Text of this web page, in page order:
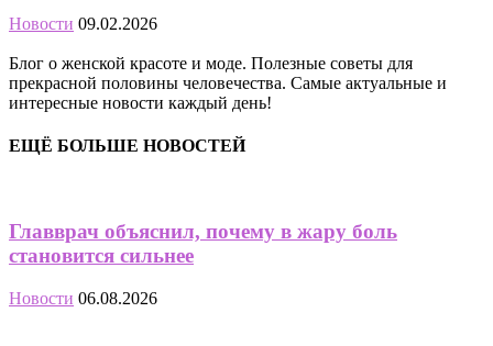
Новости 09.02.2026
Блог о женской красоте и моде. Полезные советы для
прекрасной половины человечества. Самые актуальные и
интересные новости каждый день!
ЕЩЁ БОЛЬШЕ НОВОСТЕЙ
Главврач объяснил, почему в жару боль
становится сильнее
Новости 06.08.2026